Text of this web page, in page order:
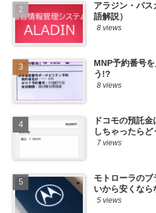
アラジン・パス
語解説）
8 views
MNP予約番号
う!?
8 views
ドコモの預託
しちゃったらど
7 views
モトローラの
いから安くなら
5 views